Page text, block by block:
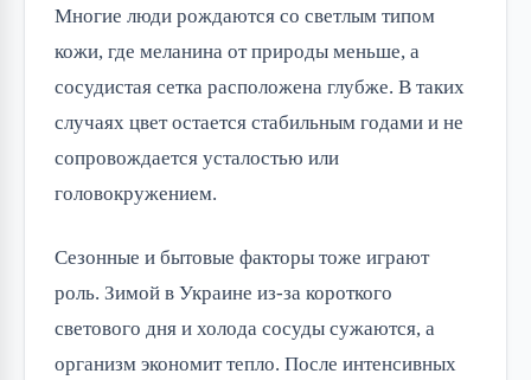
Многие люди рождаются со светлым типом
кожи, где меланина от природы меньше, а
сосудистая сетка расположена глубже. В таких
случаях цвет остается стабильным годами и не
сопровождается усталостью или
головокружением.
Сезонные и бытовые факторы тоже играют
роль. Зимой в Украине из-за короткого
светового дня и холода сосуды сужаются, а
организм экономит тепло. После интенсивных